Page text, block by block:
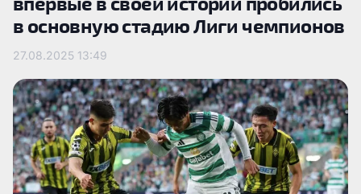
в основную стадию Лиги чемпионов
27.08.2025 13:49